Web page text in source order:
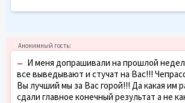
– И меня допрашивали на прошлой
все выведывают и стучат на Вас!!!
Вы лучший мы за Вас горой!!! Да какая им
сдали главное конечный результат а не